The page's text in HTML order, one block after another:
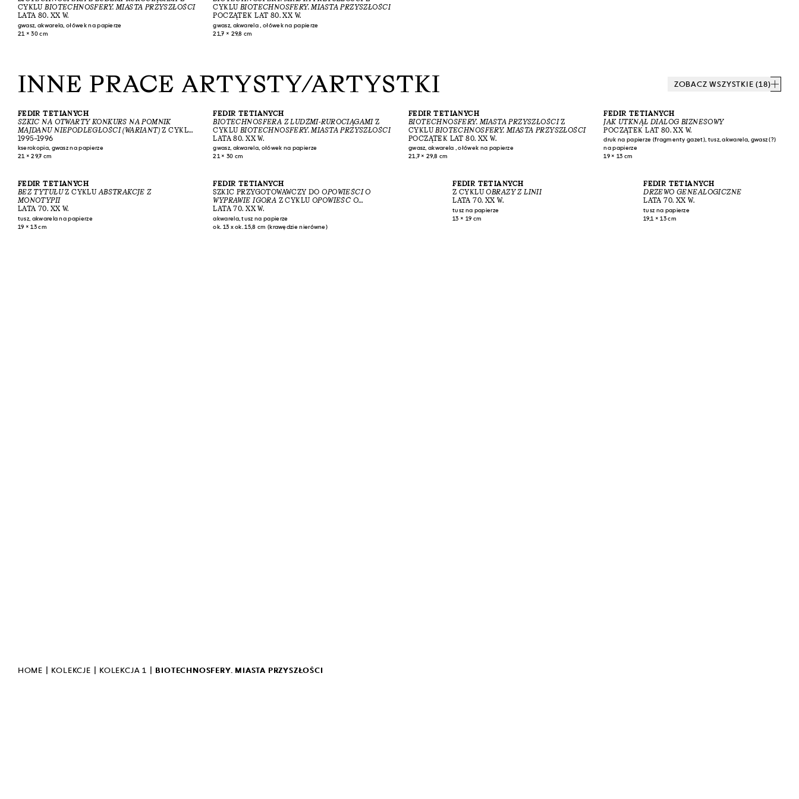
CYKLU BIOTECHNOSFERY. MIASTA PRZYSZŁOŚCI
LATA 80. XX W.
gwasz, akwarela, ołówek na papierze
21 × 30 cm
CYKLU BIOTECHNOSFERY. MIASTA PRZYSZŁOŚCI
POCZĄTEK LAT 80. XX W.
gwasz, akwarela , ołówek na papierze
21,7 × 29,8 cm
INNE PRACE ARTYSTY/ARTYSTKI ZOBACZ WSZYSTKIE (18)
FEDIR TETIANYCH
SZKIC NA OTWARTY KONKURS NA POMNIK
MAJDANU NIEPODLEGŁOŚCI (WARIANT) Z CYKLU
SZKICE DO POMNIKA NIEPODLEGŁOŚCI NA
MAJDANIE NIEPODLEGŁOŚCI
1995–1996
kserokopia, gwasz na papierze
21 × 29,7 cm
FEDIR TETIANYCH
BIOTECHNOSFERA Z LUDŹMI-RUROCIĄGAMIZ
CYKLU BIOTECHNOSFERY. MIASTA PRZYSZŁOŚCI
LATA 80. XX W.
gwasz, akwarela, ołówek na papierze
21 × 30 cm
FEDIR TETIANYCH
BIOTECHNOSFERY. MIASTA PRZYSZŁOŚCIZ
CYKLU BIOTECHNOSFERY. MIASTA PRZYSZŁOŚCI
POCZĄTEK LAT 80. XX W.
gwasz, akwarela , ołówek na papierze
21,7 × 29,8 cm
FEDIR TETIANYCH
JAK UTKNĄŁ DIALOG BIZNESOWY
POCZĄTEK LAT 80. XX W.
druk na papierze (fragmenty gazet), tusz, akwarela, gwasz (?)
na papierze
19 × 13 cm
FEDIR TETIANYCH
BEZ TYTUŁUZ CYKLUABSTRAKCJE Z
MONOTYPII
LATA 70. XX W.
tusz, akwarela na papierze
19 × 13 cm
FEDIR TETIANYCH
SZKIC PRZYGOTOWAWCZY DOOPOWIEŚCI O
WYPRAWIE IGORA Z CYKLU OPOWIEŚĆ O
WYPRAWIE IGORA
LATA 70. XX W.
akwarela, tusz na papierze
ok. 13 x ok. 15,8 cm (krawędzie nierówne)
FEDIR TETIANYCH
Z CYKLUOBRAZY Z LINII
LATA 70. XX W.
tusz na papierze
13 × 19 cm
FEDIR TETIANYCH
DRZEWO GENEALOGICZNE
LATA 70. XX W.
tusz na papierze
19,1 × 13 cm
HOME | KOLEKCJE | KOLEKCJA 1 | BIOTECHNOSFERY. MIASTA PRZYSZŁOŚCI